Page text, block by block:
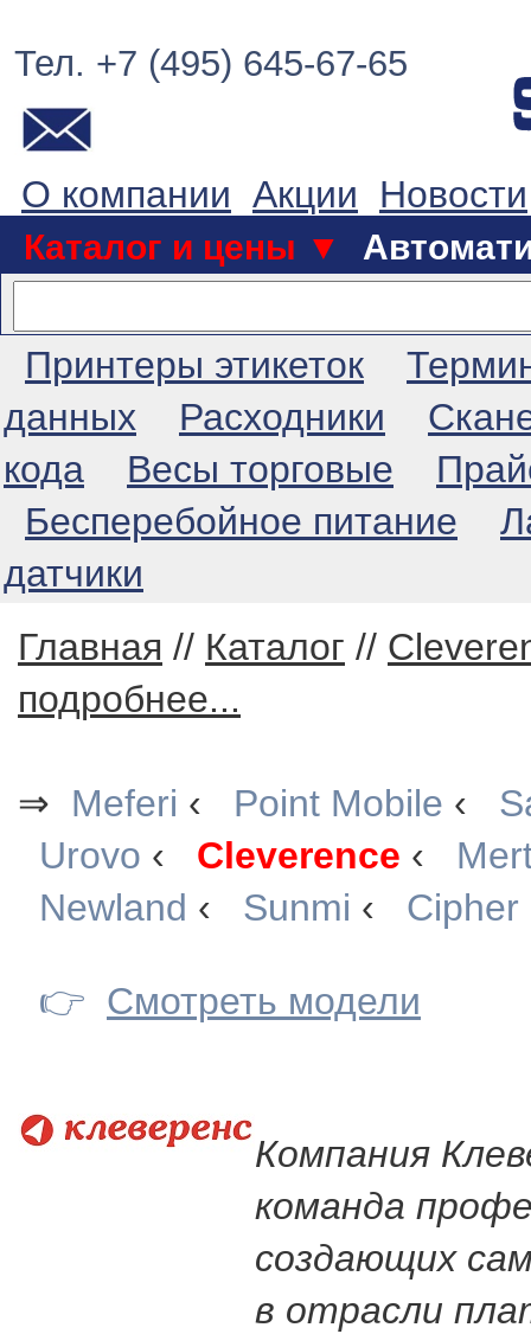
Тел. +7 (495) 645-67-65
О компании Акции Новости
Каталог и цены ▼
Принтеры этикеток
данных
Расходники
кода
Весы торговые
Бесперебойное питание
датчики
Главная // Каталог //
подробнее...
⇒ Meferi ‹ Point Mobile ‹
Urovo ‹ Cleverence ‹
Newland ‹ Sunmi ‹ Cipher
👉 Смотреть модели
Компания
команда
создающих
в отрасли